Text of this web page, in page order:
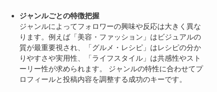
ジャンルごとの特徴把握
ジャンルによってフォロワーの興味や反応は大きく異な
ります。例えば「美容・ファッション」はビジュアルの
質が最重要視され、「グルメ・レシピ」はレシピの分か
りやすさや実用性、「ライフスタイル」は共感性やスト
ーリー性が求められます。 ジャンルの特性に合わせてプ
ロフィールと投稿内容を調整する成功のキーです。